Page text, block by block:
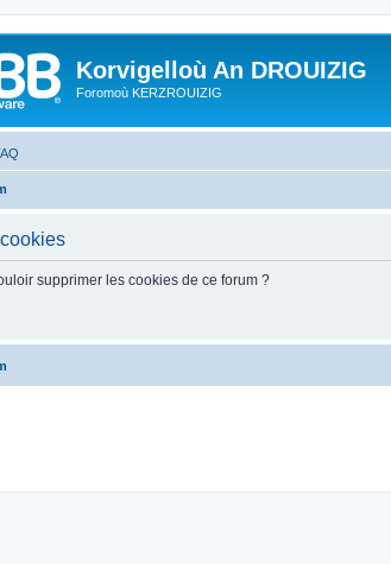
Korvigelloù An DROUIZIG
Foromoù KERZROUIZIG
supprimer les cookies de ce forum ?